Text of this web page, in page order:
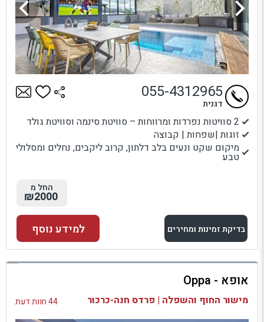
2 סוויטות נפרדות ומרווחות – סוויטת סינמה וסוויטת גולד
זוגות |שפחות | קבוצה
מיקום שקט ונעים בלב דלתון, קרוב ליקבים, נחלים ומסלולי
טבע
055-4312965
דגנית
החל מ
₪2000
בדיקת זמינות ומחירים
למתחם זה
בדיקת זמינות ומחירים
למידע נוסף
אופא - Oppa
מישור החוף והשפלה | פרדס חנה-כרכור 44 חוות דעת